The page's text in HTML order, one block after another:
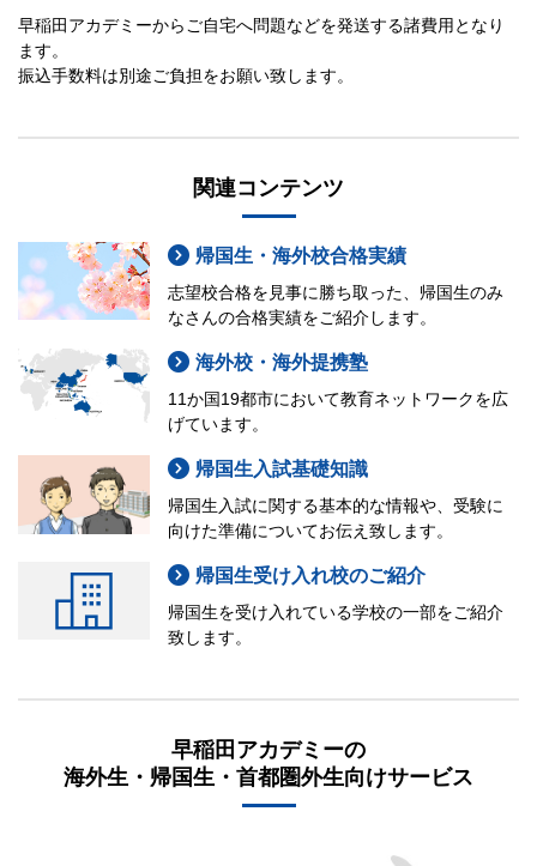
早稲田アカデミーからご自宅へ問題などを発送する諸費用となり
ます。
振込手数料は別途ご負担をお願い致します。
関連コンテンツ
帰国生・海外校合格実績
志望校合格を見事に勝ち取った、帰国生のみ
なさんの合格実績をご紹介します。
海外校・海外提携塾
11か国19都市において教育ネットワークを広
げています。
帰国生入試基礎知識
帰国生入試に関する基本的な情報や、受験に
向けた準備についてお伝え致します。
帰国生受け入れ校のご紹介
帰国生を受け入れている学校の一部をご紹介
致します。
早稲田アカデミーの
海外生・帰国生・首都圏外生向けサービス